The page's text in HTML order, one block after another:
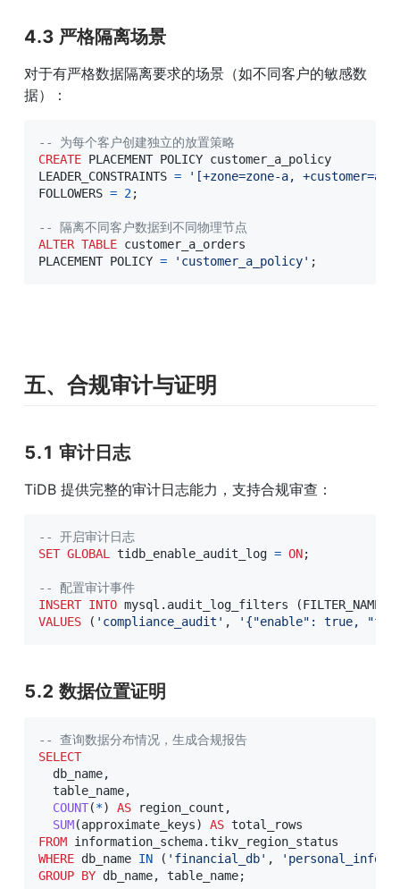
4.3 严格隔离场景
对于有严格数据隔离要求的场景（如不同客户的敏感数
据）：
-- 为每个客户创建独立的放置策略
CREATE PLACEMENT POLICY customer_a_policy
LEADER_CONSTRAINTS =
'[+zone=zone-a, +customer=a]'
FOLLOWERS = 2;
-- 隔离不同客户数据到不同物理节点
ALTER TABLE customer_a_orders
PLACEMENT POLICY = 'customer_a_policy' ;
五、合规审计与证明
5.1 审计日志
TiDB 提供完整的审计日志能力，支持合规审查：
-- 开启审计日志
SET GLOBAL tidb_enable_audit_log = ON;
-- 配置审计事件
INSERT INTO mysql . audit_log_filters (FILTER_NAME
VALUES
( 'compliance_audit' , '{"enable": true,
5.2 数据位置证明
-- 查询数据分布情况，生成合规报告
SELECT
  db_name
,
  table_name
,
COUNT(*) AS region_count ,
SUM(approximate_keys) AS
FROM information_schema.
WHERE db_name IN ( 'financial_db' ,
GROUP BY db_name, table_name;